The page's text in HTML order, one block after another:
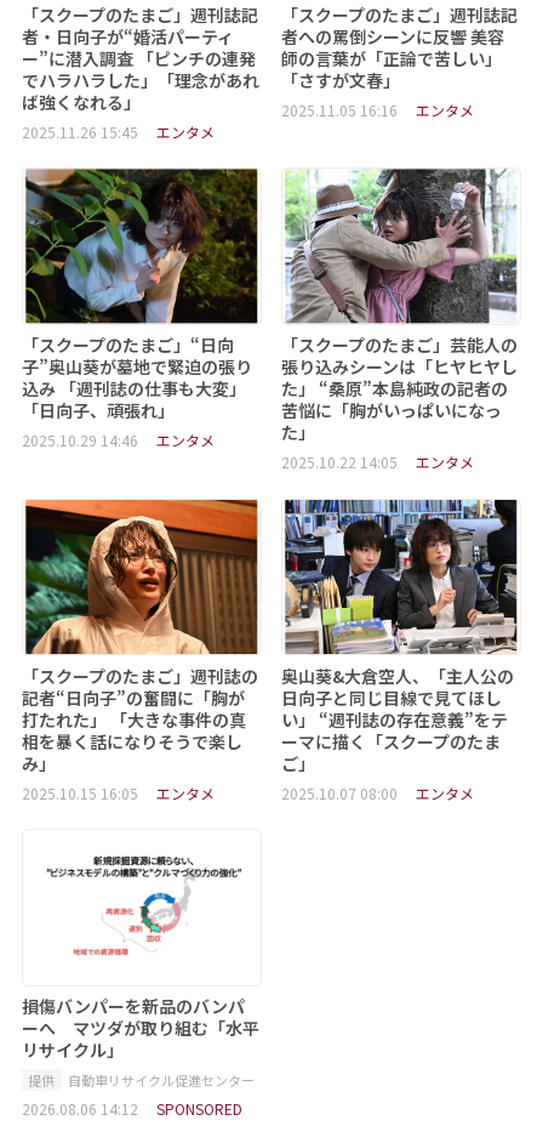
「スクープのたまご」週刊誌記
者・日向子が“婚活パーティ
ー”に潜入調査 「ピンチの連発
でハラハラした」「理念があれ
ば強くなれる」
2025.11.26 15:45 エンタメ
「スクープのたまご」週刊誌記
者への罵倒シーンに反響 美容
師の言葉が「正論で苦しい」
「さすが文春」
2025.11.05 16:16 エンタメ
「スクープのたまご」“日向
子”奥山葵が墓地で緊迫の張り
込み 「週刊誌の仕事も大変」
「日向子、頑張れ」
2025.10.29 14:46 エンタメ
「スクープのたまご」芸能人の
張り込みシーンは「ヒヤヒヤし
た」 “桑原”本島純政の記者の
苦悩に「胸がいっぱいになっ
た」
2025.10.22 14:05 エンタメ
「スクープのたまご」週刊誌の
記者“日向子”の奮闘に「胸が
打たれた」 「大きな事件の真
相を暴く話になりそうで楽し
み」
2025.10.15 16:05 エンタメ
奥山葵&大倉空人、「主人公の
日向子と同じ目線で見てほし
い」 “週刊誌の存在意義”をテ
ーマに描く「スクープのたま
ご」
2025.10.07 08:00 エンタメ
損傷バンパーを新品のバンパ
ーへ マツダが取り組む「水平
リサイクル」
提供 自動車リサイクル促進センター
2026.08.06 14:12 SPONSORED